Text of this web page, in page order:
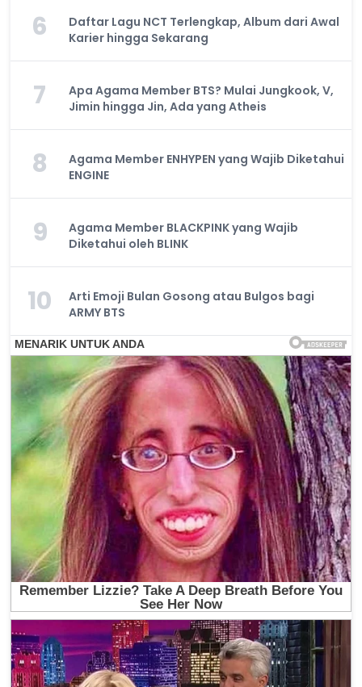
6
Daftar Lagu NCT Terlengkap, Album dari Awal
Karier hingga Sekarang
7
Apa Agama Member BTS? Mulai Jungkook, V,
Jimin hingga Jin, Ada yang Atheis
8
Agama Member ENHYPEN yang Wajib Diketahui
ENGINE
9
Agama Member BLACKPINK yang Wajib
Diketahui oleh BLINK
10
Arti Emoji Bulan Gosong atau Bulgos bagi
ARMY BTS